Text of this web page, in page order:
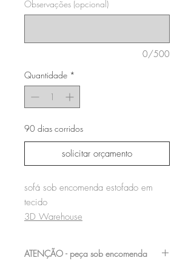
Observações (opcional)
0/500
Quantidade *
90 dias corridos
solicitar orçamento
sofá sob encomenda estofado em
tecido
3D Warehouse
ATENÇÃO - peça sob encomenda